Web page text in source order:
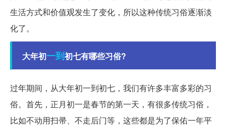
生活方式和价值观发生了变化，所以这种传统习俗逐渐淡
化了。
大年初一到初七有哪些习俗?
过年期间，从大年初一到初七，我们有许多丰富多彩的习
俗。首先，正月初一是春节的第一天，有很多传统习俗，
比如不动用扫帚、不走后门等，这些都是为了保佑一年平